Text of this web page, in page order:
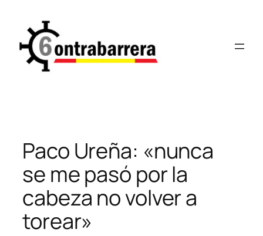
contenido
Paco Ureña: «nunca
se me pasó por la
cabeza no volver a
torear»